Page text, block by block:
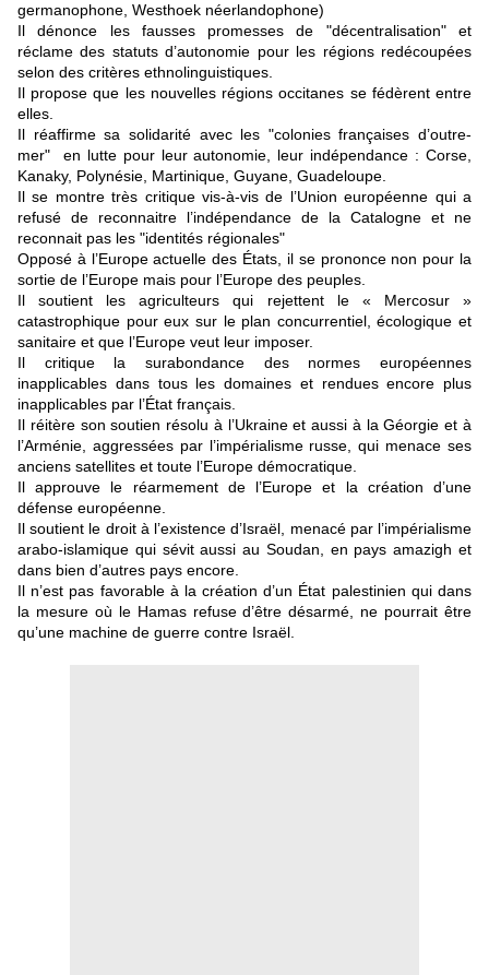
germanophone, Westhoek néerlandophone)
Il dénonce les fausses promesses de "décentralisation" et
réclame des statuts d’autonomie pour les régions redécoupées
selon des critères ethnolinguistiques.
Il propose que les nouvelles régions occitanes se fédèrent entre
elles.
Il réaffirme sa solidarité avec les "colonies françaises d’outre-
mer" en lutte pour leur autonomie, leur indépendance : Corse,
Kanaky, Polynésie, Martinique, Guyane, Guadeloupe.
Il se montre très critique vis-à-vis de l’Union européenne qui a
refusé de reconnaitre l’indépendance de la Catalogne et ne
reconnait pas les "identités régionales"
Opposé à l’Europe actuelle des États, il se prononce non pour la
sortie de l’Europe mais pour l’Europe des peuples.
Il soutient les agriculteurs qui rejettent le « Mercosur »
catastrophique pour eux sur le plan concurrentiel, écologique et
sanitaire et que l’Europe veut leur imposer.
Il critique la surabondance des normes européennes
inapplicables dans tous les domaines et rendues encore plus
inapplicables par l’État français.
Il réitère son soutien résolu à l’Ukraine et aussi à la Géorgie et à
l’Arménie, aggressées par l’impérialisme russe, qui menace ses
anciens satellites et toute l’Europe démocratique.
Il approuve le réarmement de l’Europe et la création d’une
défense européenne.
Il soutient le droit à l’existence d’Israël, menacé par l’impérialisme
arabo-islamique qui sévit aussi au Soudan, en pays amazigh et
dans bien d’autres pays encore.
Il n’est pas favorable à la création d’un État palestinien qui dans
la mesure où le Hamas refuse d’être désarmé, ne pourrait être
qu’une machine de guerre contre Israël.